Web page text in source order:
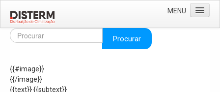
MENU
Home
Áreas de Negócio
Missão e Valores
Procurar
{{#image}}
{{/image}}
{{text}}{{subtext}}